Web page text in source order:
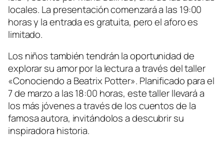
locales. La presentación comenzará a las 19:00
horas y la entrada es gratuita, pero el aforo es
limitado.
Los niños también tendrán la oportunidad de
explorar su amor por la lectura a través del taller
«Conociendo a Beatrix Potter». Planificado para el
7 de marzo a las 18:00 horas, este taller llevará a
los más jóvenes a través de los cuentos de la
famosa autora, invitándolos a descubrir su
inspiradora historia.